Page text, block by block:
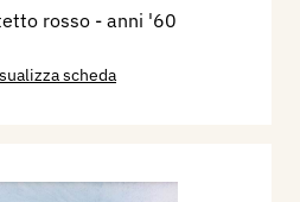
rosso - anni '60
scheda